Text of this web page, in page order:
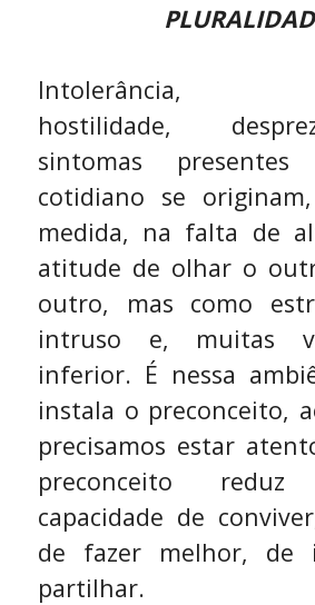
Intolerância,
hostilidade,
sintomas
cotidiano se
medida, na falta de
atitude de olhar o
outro, mas como
intruso e, muitas
inferior. É nessa
instala o preconceito,
precisamos estar
preconceito
capacidade de
de fazer melhor, de
partilhar.